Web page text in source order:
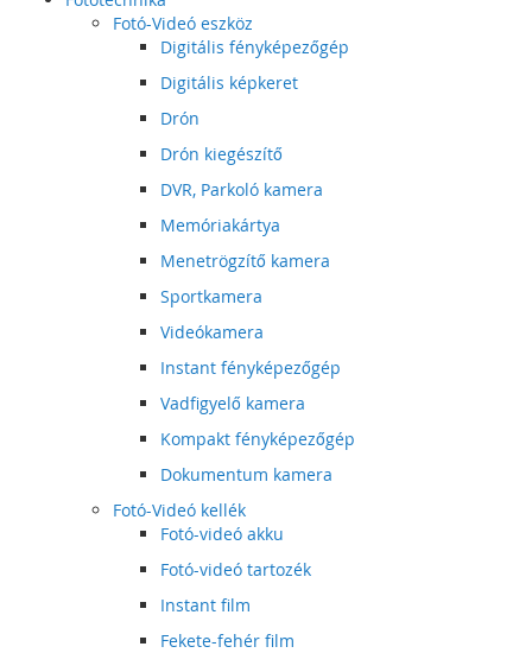
Fotó-Videó eszköz
Digitális fényképezőgép
Digitális képkeret
Drón
Drón kiegészítő
DVR, Parkoló kamera
Memóriakártya
Menetrögzítő kamera
Sportkamera
Videókamera
Instant fényképezőgép
Vadfigyelő kamera
Kompakt fényképezőgép
Dokumentum kamera
Fotó-Videó kellék
Fotó-videó akku
Fotó-videó tartozék
Instant film
Fekete-fehér film